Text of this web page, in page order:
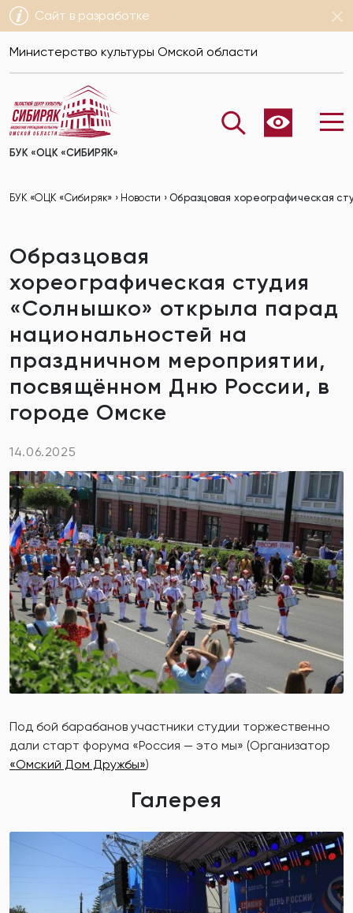
Сайт в разработке
Министерство культуры Омской области
БУК «ОЦК «СИБИРЯК»
БУК «ОЦК «Сибиряк» › Новости ›Образцовая хореографическая
Образцовая
хореографическая студия
«Солнышко» открыла парад
национальностей на
праздничном мероприятии,
посвящённом Дню России, в
городе Омске
14.06.2025
Под бой барабанов участники студии торжественно
дали старт форума «Россия — это мы» (Организатор
«Омский Дом Дружбы»)
Галерея